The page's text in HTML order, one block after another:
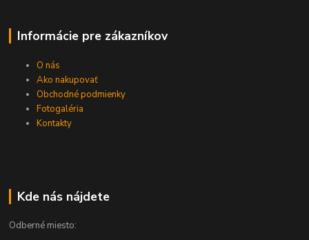
Informácie pre zákazníkov
O nás
Ako nakupovať
Obchodné podmienky
Fotogaléria
Kontakty
Kde nás nájdete
Odberné miesto: